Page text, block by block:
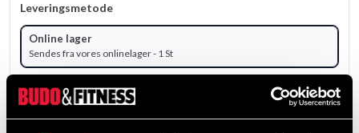
Leveringsmetode
Online lager
Sendes fra vores onlinelager - 1 St